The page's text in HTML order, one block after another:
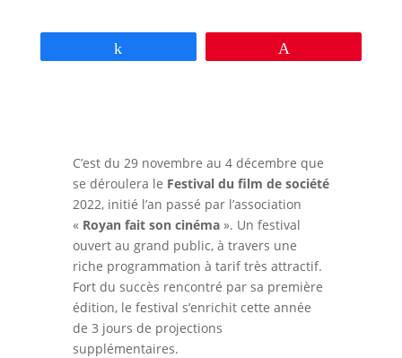
C’est du 29 novembre au 4 décembre que
se déroulera le Festival du film de société
2022, initié l’an passé par l’association
« Royan fait son cinéma». Un festival
ouvert au grand public, à travers une
riche programmation à tarif très attractif.
Fort du succès rencontré par sa première
édition, le festival s’enrichit cette année
de 3 jours de projections
supplémentaires.